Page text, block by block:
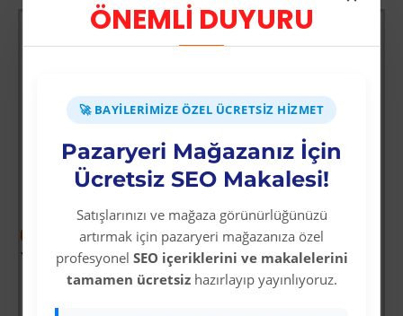
ÖNEMLİ DUYURU
🚀 BAYILERIMIZE ÖZEL ÜCRETSIZ HIZMET
Pazaryeri Mağazanız İçin
Ücretsiz SEO Makalesi!
Satışlarınızı ve mağaza görünürlüğünüzü
artırmak için pazaryeri mağazanıza özel
profesyonel SEO içeriklerini ve makalelerini
tamamen ücretsizhazırlayıp yayınlıyoruz.
Yoğun Saçlı Lastikli Topuz Toka / Siyah
Üyelere Özel Fiyat
-64 %
Üyelere Özel Fiyat